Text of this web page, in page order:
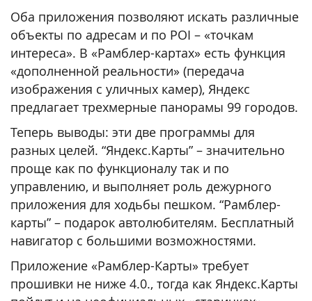
Оба приложения позволяют искать различные
объекты по адресам и по POI – «точкам
интереса». В «Рамблер-картах» есть функция
«дополненной реальности» (передача
изображения с уличных камер), Яндекс
предлагает трехмерные панорамы 99 городов.
Теперь выводы: эти две программы для
разных целей. “Яндекс.Карты” – значительно
проще как по функционалу так и по
управлению, и выполняет роль дежурного
приложения для ходьбы пешком. “Рамблер-
карты” – подарок автолюбителям. Бесплатный
навигатор с большими возможностями.
Приложение «Рамблер-Карты» требует
прошивки не ниже 4.0., тогда как Яндекс.Карты